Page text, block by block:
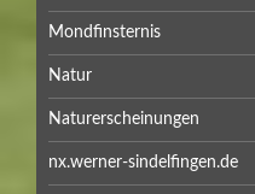
Mondfinsternis
Natur
Naturerscheinungen
nx.werner-sindelfingen.de